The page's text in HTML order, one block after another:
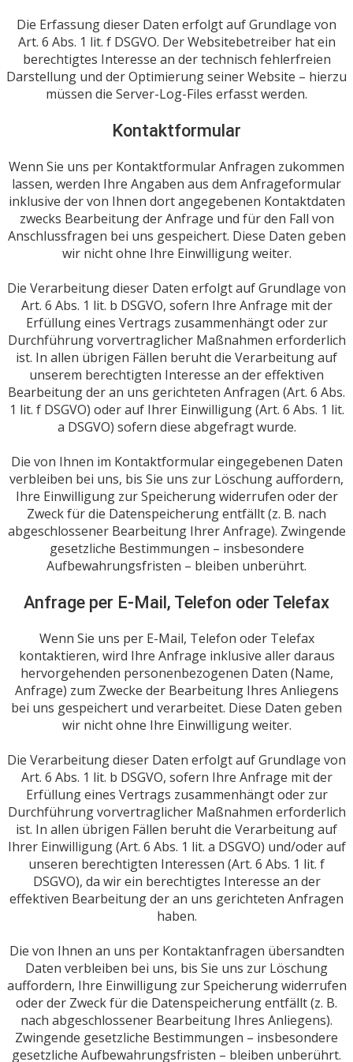
Die Erfassung dieser Daten erfolgt auf Grundlage von
Art. 6 Abs. 1 lit. f DSGVO. Der Websitebetreiber hat ein
berechtigtes Interesse an der technisch fehlerfreien
Darstellung und der Optimierung seiner Website – hierzu
müssen die Server-Log-Files erfasst werden.
Kontaktformular
Wenn Sie uns per Kontaktformular Anfragen zukommen
lassen, werden Ihre Angaben aus dem Anfrageformular
inklusive der von Ihnen dort angegebenen Kontaktdaten
zwecks Bearbeitung der Anfrage und für den Fall von
Anschlussfragen bei uns gespeichert. Diese Daten geben
wir nicht ohne Ihre Einwilligung weiter.
Die Verarbeitung dieser Daten erfolgt auf Grundlage von
Art. 6 Abs. 1 lit. b DSGVO, sofern Ihre Anfrage mit der
Erfüllung eines Vertrags zusammenhängt oder zur
Durchführung vorvertraglicher Maßnahmen erforderlich
ist. In allen übrigen Fällen beruht die Verarbeitung auf
unserem berechtigten Interesse an der effektiven
Bearbeitung der an uns gerichteten Anfragen (Art. 6 Abs.
1 lit. f DSGVO) oder auf Ihrer Einwilligung (Art. 6 Abs. 1 lit.
a DSGVO) sofern diese abgefragt wurde.
Die von Ihnen im Kontaktformular eingegebenen Daten
verbleiben bei uns, bis Sie uns zur Löschung auffordern,
Ihre Einwilligung zur Speicherung widerrufen oder der
Zweck für die Datenspeicherung entfällt (z. B. nach
abgeschlossener Bearbeitung Ihrer Anfrage). Zwingende
gesetzliche Bestimmungen – insbesondere
Aufbewahrungsfristen – bleiben unberührt.
Anfrage per E-Mail, Telefon oder Telefax
Wenn Sie uns per E-Mail, Telefon oder Telefax
kontaktieren, wird Ihre Anfrage inklusive aller daraus
hervorgehenden personenbezogenen Daten (Name,
Anfrage) zum Zwecke der Bearbeitung Ihres Anliegens
bei uns gespeichert und verarbeitet. Diese Daten geben
wir nicht ohne Ihre Einwilligung weiter.
Die Verarbeitung dieser Daten erfolgt auf Grundlage von
Art. 6 Abs. 1 lit. b DSGVO, sofern Ihre Anfrage mit der
Erfüllung eines Vertrags zusammenhängt oder zur
Durchführung vorvertraglicher Maßnahmen erforderlich
ist. In allen übrigen Fällen beruht die Verarbeitung auf
Ihrer Einwilligung (Art. 6 Abs. 1 lit. a DSGVO) und/oder auf
unseren berechtigten Interessen (Art. 6 Abs. 1 lit. f
DSGVO), da wir ein berechtigtes Interesse an der
effektiven Bearbeitung der an uns gerichteten Anfragen
haben.
Die von Ihnen an uns per Kontaktanfragen übersandten
Daten verbleiben bei uns, bis Sie uns zur Löschung
auffordern, Ihre Einwilligung zur Speicherung widerrufen
oder der Zweck für die Datenspeicherung entfällt (z. B.
nach abgeschlossener Bearbeitung Ihres Anliegens).
Zwingende gesetzliche Bestimmungen – insbesondere
gesetzliche Aufbewahrungsfristen – bleiben unberührt.